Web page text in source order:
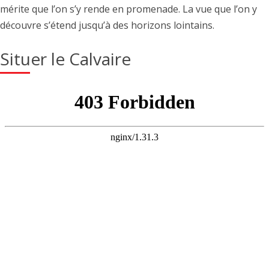
mérite que l’on s’y rende en promenade. La vue que l’on y
découvre s’étend jusqu’à des horizons lointains.
Situer le Calvaire